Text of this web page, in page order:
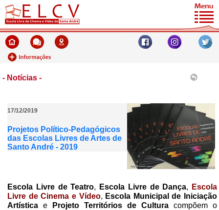
- Notícias -
17/12/2019
Projetos Político-Pedagógicos
das Escolas Livres de Artes de
Santo André - 2019
Escola Livre de Teatro, Escola Livre de Dança,
Escola
Livre de Cinema e Vídeo, Escola Municipal de Iniciação
Artística e Projeto Territórios de Cultura compõem o